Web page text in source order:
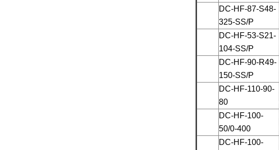
DC-HF-87-S48-
325-SS/P
DC-HF-53-S21-
104-SS/P
DC-HF-90-R49-
150-SS/P
DC-HF-110-90-
80
DC-HF-100-
50/0-400
DC-HF-100-